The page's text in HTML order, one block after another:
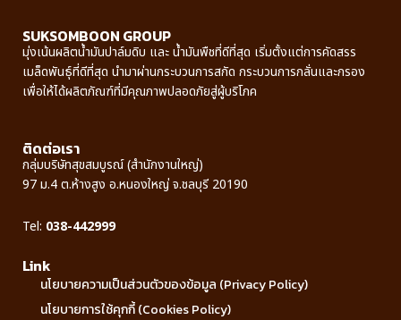
SUKSOMBOON GROUP
มุ่งเน้นผลิตน้ำมันปาล์มดิบ และ น้ำมันพืชที่ดีที่สุด เริ่มตั้งแต่การคัดสรร
เมล็ดพันธุ์ที่ดีที่สุด นำมาผ่านกระบวนการสกัด กระบวนการกลั่นและกรอง
เพื่อให้ได้ผลิตภัณฑ์ที่มีคุณภาพปลอดภัยสู่ผู้บริโภค
ติดต่อเรา
กลุ่มบริษัทสุขสมบูรณ์ (สำนักงานใหญ่)
97 ม.4 ต.ห้างสูง อ.หนองใหญ่ จ.ชลบุรี 20190
Tel: 038-442999
Link
นโยบายความเป็นส่วนตัวของข้อมูล (Privacy Policy)
นโยบายการใช้คุกกี้ (Cookies Policy)